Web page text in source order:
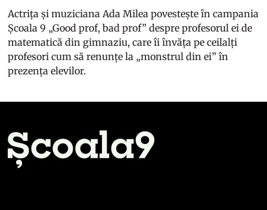
Actrița și muziciana Ada Milea povestește în campania
Școala 9 „Good prof, bad prof” despre profesorul ei de
matematică din gimnaziu, care îi învăța pe ceilalți
profesori cum să renunțe la „monstrul din ei” în
prezența elevilor.